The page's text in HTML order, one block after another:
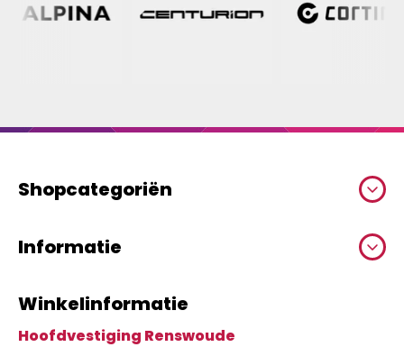
Shopcategoriën
Informatie
Winkelinformatie
Hoofdvestiging Renswoude